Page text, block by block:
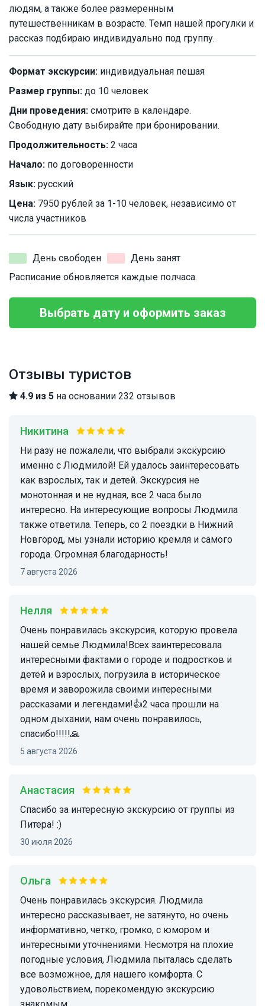
людям, а также более размеренным
путешественникам в возрасте. Темп нашей прогулки и
рассказ подбираю индивидуально под группу.
Формат экскурсии: индивидуальная пешая
Размер группы: до 10 человек
Дни проведения: смотрите в календаре.
Свободную дату выбирайте при бронировании.
Продолжительность: 2 часа
Начало: по договоренности
Язык: русский
Цена: 7950 рублей за 1-10 человек, независимо от
числа участников
День свободен
День занят
Расписание обновляется каждые полчаса.
Выбрать дату и оформить заказ
Отзывы туристов
4.9 из 5 на основании 232 отзывов
Никитина
Ни разу не пожалели, что выбрали экскурсию
именно с Людмилой! Ей удалось заинтересовать
как взрослых, так и детей. Экскурсия не
монотонная и не нудная, все 2 часа было
интересно. На интересующие вопросы Людмила
также ответила. Теперь, со 2 поездки в Нижний
Новгород, мы узнали историю кремля и самого
города. Огромная благодарность!
7 августа 2026
Нелля
Очень понравилась экскурсия, которую провела
нашей семье Людмила!Всех заинтересовала
интересными фактами о городе и подростков и
детей и взрослых, погрузила в историческое
время и заворожила своими интересными
рассказами и легендами!👍2 часа прошли на
одном дыхании, нам очень понравилось,
спасибо!!!!!🙏
5 августа 2026
Анастасия
Спасибо за интересную экскурсию от группы из
Питера! :)
30 июля 2026
Ольга
Очень понравилась экскурсия. Людмила
интересно рассказывает, не затянуто, но очень
информативно, четко, громко, с юмором и
интересными уточнениями. Несмотря на плохие
погодные условия, Людмила пыталась сделать
все возможное, для нашего комфорта. С
удовольствием, порекомендую экскурсию